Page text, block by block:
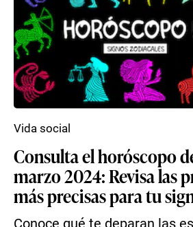
Consulta el horóscopo
marzo 2024: Revisa las
más precisas para tu
Vida social